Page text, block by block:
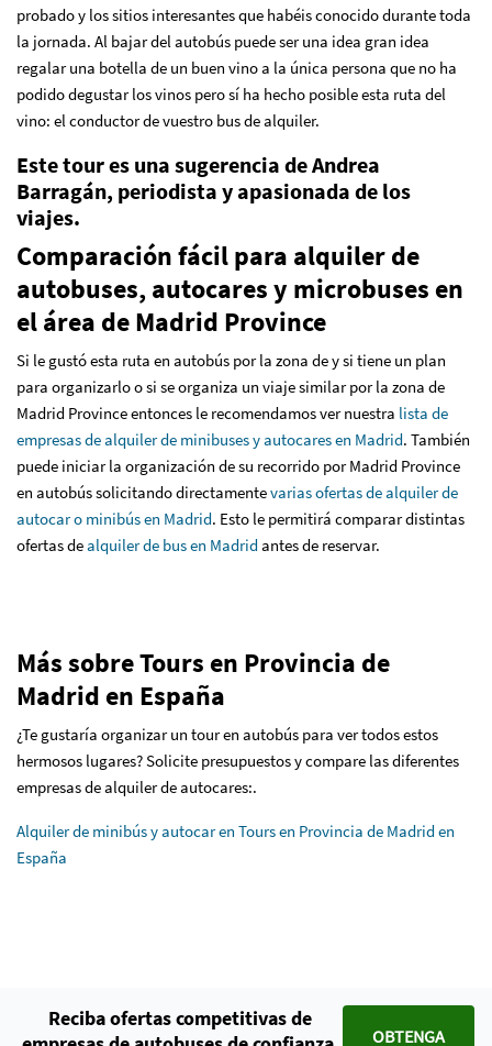
probado y los sitios interesantes que habéis conocido durante toda
la jornada. Al bajar del autobús puede ser una idea gran idea
regalar una botella de un buen vino a la única persona que no ha
podido degustar los vinos pero sí ha hecho posible esta ruta del
vino: el conductor de vuestro bus de alquiler.
Este tour es una sugerencia de Andrea
Barragán, periodista y apasionada de los
viajes.
Comparación fácil para alquiler de
autobuses, autocares y microbuses en
el área de Madrid Province
Si le gustó esta ruta en autobús por la zona de y si tiene un plan
para organizarlo o si se organiza un viaje similar por la zona de
Madrid Province entonces le recomendamos ver nuestra lista de
empresas de alquiler de minibuses y autocares en Madrid. También
puede iniciar la organización de su recorrido por Madrid Province
en autobús solicitando directamentevarias ofertas de alquiler de
autocar o minibús en Madrid. Esto le permitirá comparar distintas
ofertas dealquiler de bus en Madridantes de reservar.
Más sobre Tours en Provincia de
Madrid en España
¿Te gustaría organizar un tour en autobús para ver todos estos
hermosos lugares? Solicite presupuestos y compare las diferentes
empresas de alquiler de autocares:.
Alquiler de minibús y autocar en Tours en Provincia de Madrid en
España
Reciba ofertas competitivas de
OBTENGA